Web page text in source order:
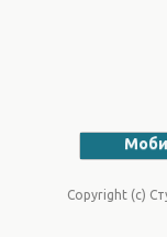
Copyright (c)